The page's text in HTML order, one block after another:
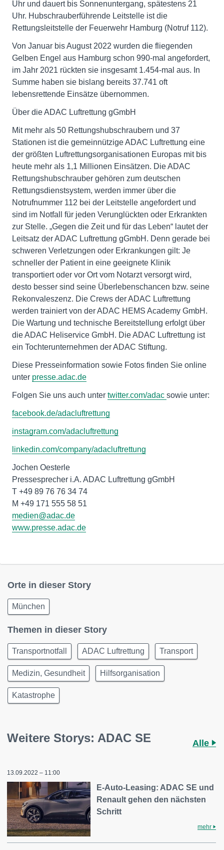
Uhr und dauert bis Sonnenuntergang, spätestens 21
Uhr. Hubschrauberführende Leitstelle ist die
Rettungsleitstelle der Feuerwehr Hamburg (Notruf 112).
Von Januar bis August 2022 wurden die fliegenden
Gelben Engel aus Hamburg schon 990-mal angefordert,
im Jahr 2021 rückten sie insgesamt 1.454-mal aus. In
Summe haben sie bislang bereits 37.741 oft
lebensrettende Einsätze übernommen.
Über die ADAC Luftrettung gGmbH
Mit mehr als 50 Rettungshubschraubern und 37
Stationen ist die gemeinnützige ADAC Luftrettung eine
der größten Luftrettungsorganisationen Europas mit bis
heute mehr als 1,1 Millionen Einsätzen. Die ADAC
Rettungshubschrauber gehören zum deutschen
Rettungsdienstsystem, werden immer über die
Notrufnummer 112 bei der Leitstelle angefordert und
sind im Notfall für jeden Verunglückten oder Erkrankten
zur Stelle. „Gegen die Zeit und für das Leben“ lautet der
Leitsatz der ADAC Luftrettung gGmbH. Denn gerade bei
schweren Verletzungen oder Erkrankungen gilt: Je
schneller der Patient in eine geeignete Klinik
transportiert oder vor Ort vom Notarzt versorgt wird,
desto besser sind seine Überlebenschancen bzw. seine
Rekonvaleszenz. Die Crews der ADAC Luftrettung
werden trainiert von der ADAC HEMS Academy GmbH.
Die Wartung und technische Bereitstellung erfolgt über
die ADAC Heliservice GmbH. Die ADAC Luftrettung ist
ein Tochterunternehmen der ADAC Stiftung.
Diese Presseinformation sowie Fotos finden Sie online
unter presse.adac.de
Folgen Sie uns auch unter twitter.com/adac sowie unter:
facebook.de/adacluftrettung
instagram.com/adacluftrettung
linkedin.com/company/adacluftrettung
Jochen Oesterle
Pressesprecher i.A. ADAC Luftrettung gGmbH
T +49 89 76 76 34 74
medien@adac.de
www.presse.adac.de
Orte in dieser Story
München
Themen in dieser Story
Transportnotfall ADAC Luftrettung Transport
Medizin, Gesundheit Hilfsorganisation
Katastrophe
Weitere Storys: ADAC SE Alle
13.09.2022 – 11:00
E-Auto-Leasing: ADAC SE und
Renault gehen den nächsten
Schritt
mehr